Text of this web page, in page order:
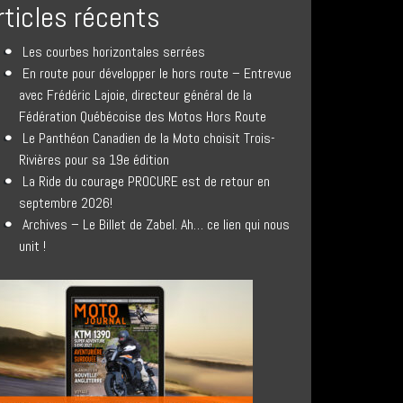
récents
Les courbes horizontales serrées
En route pour développer le hors route – Entrevue
avec Frédéric Lajoie, directeur général de la
Fédération Québécoise des Motos Hors Route
Le Panthéon Canadien de la Moto choisit Trois-
Rivières pour sa 19e édition
La Ride du courage PROCURE est de retour en
septembre 2026!
Archives – Le Billet de Zabel. Ah… ce lien qui nous
unit !